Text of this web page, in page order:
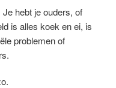
hebt je ouders, of
is alles koek en ei, is
problemen of